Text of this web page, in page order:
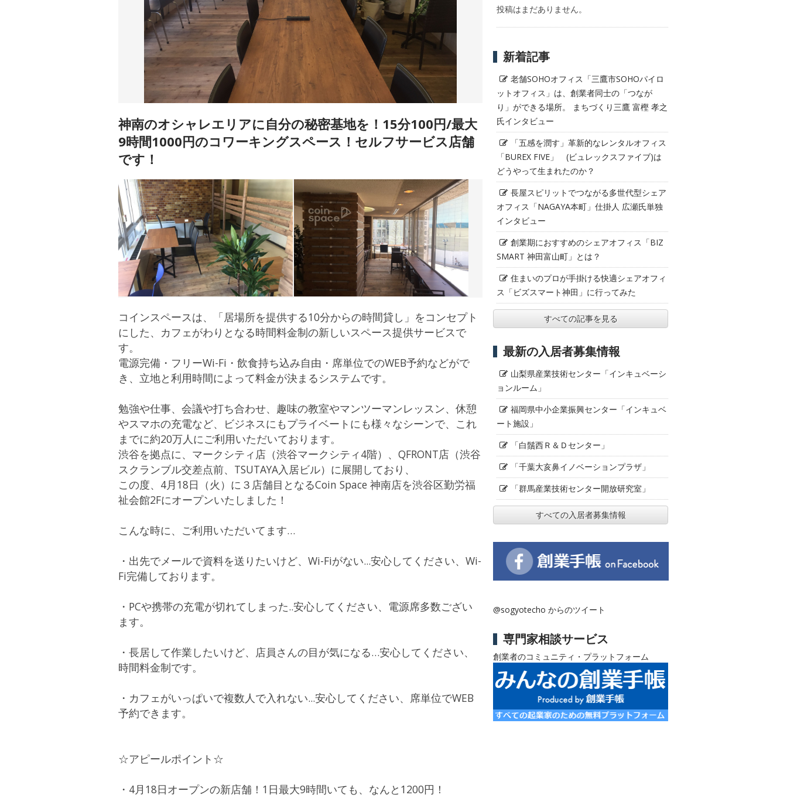
神南のオシャレエリアに自分の秘密基地を！15分100円/最大
9時間1000円のコワーキングスペース！セルフサービス店舗
です！
コインスペースは、「居場所を提供する10分からの時間貸し」をコンセプト
にした、カフェがわりとなる時間料金制の新しいスペース提供サービスで
す。
電源完備・フリーWi-Fi・飲食持ち込み自由・席単位でのWEB予約などがで
き、立地と利用時間によって料金が決まるシステムです。
勉強や仕事、会議や打ち合わせ、趣味の教室やマンツーマンレッスン、休憩
やスマホの充電など、ビジネスにもプライベートにも様々なシーンで、これ
までに約20万人にご利用いただいております。
渋谷を拠点に、マークシティ店（渋谷マークシティ4階）、QFRONT店（渋谷
スクランブル交差点前、TSUTAYA入居ビル）に展開しており、
この度、4月18日（火）に３店舗目となるCoin Space 神南店を渋谷区勤労福
祉会館2Fにオープンいたしました！
こんな時に、ご利用いただいてます…
・出先でメールで資料を送りたいけど、Wi-Fiがない...安心してください、Wi-
Fi完備しております。
・PCや携帯の充電が切れてしまった..安心してください、電源席多数ござい
ます。
・長居して作業したいけど、店員さんの目が気になる…安心してください、
時間料金制です。
・カフェがいっぱいで複数人で入れない...安心してください、席単位でWEB
予約できます。
☆アピールポイント☆
・4月18日オープンの新店舗！1日最大9時間いても、なんと1200円！
投稿はまだありません。
新着記事
老舗SOHOオフィス「三鷹市SOHOパイロ
ットオフィス」は、創業者同士の「つなが
り」ができる場所。 まちづくり三鷹 富樫 孝之
氏インタビュー
「五感を潤す」革新的なレンタルオフィス
「BUREX FIVE」 (ビュレックスファイブ)は
どうやって生まれたのか？
長屋スピリットでつながる多世代型シェア
オフィス「NAGAYA本町」仕掛人 広瀬氏単独
インタビュー
創業期におすすめのシェアオフィス「BIZ
SMART 神田富山町」とは？
住まいのプロが手掛ける快適シェアオフィ
ス「ビズスマート神田」に行ってみた
すべての記事を見る
最新の入居者募集情報
山梨県産業技術センター「インキュベーシ
ョンルーム」
福岡県中小企業振興センター「インキュベ
ート施設」
「白鬚西Ｒ＆Ｄセンター」
「千葉大亥鼻イノベーションプラザ」
「群馬産業技術センター開放研究室」
すべての入居者募集情報
@sogyotecho からのツイート
専門家相談サービス
創業者のコミュニティ・プラットフォーム